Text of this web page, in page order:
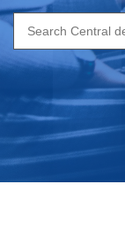
Search
for: